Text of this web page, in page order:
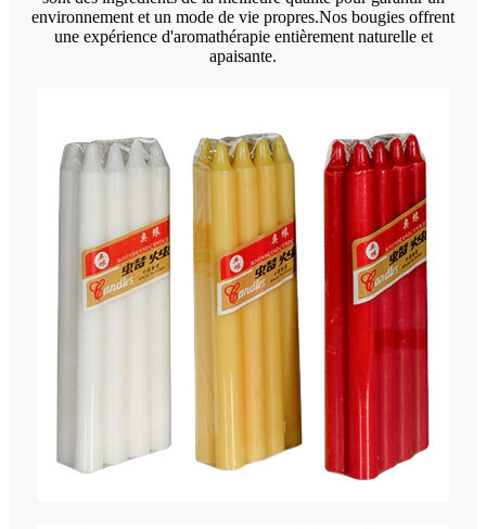
environnement et un mode de vie propres.Nos bougies offrent
une expérience d'aromathérapie entièrement naturelle et
apaisante.